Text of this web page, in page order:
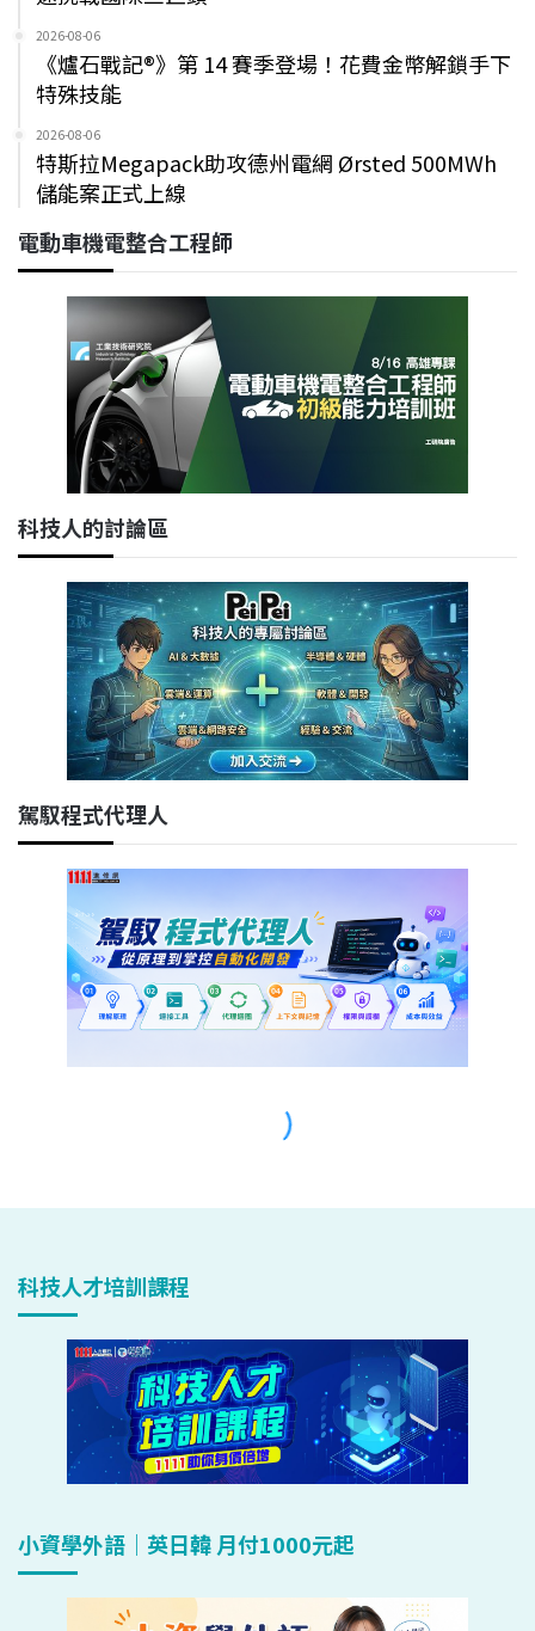
科技人才培訓課程
小資學外語｜英日韓 月付1000元起